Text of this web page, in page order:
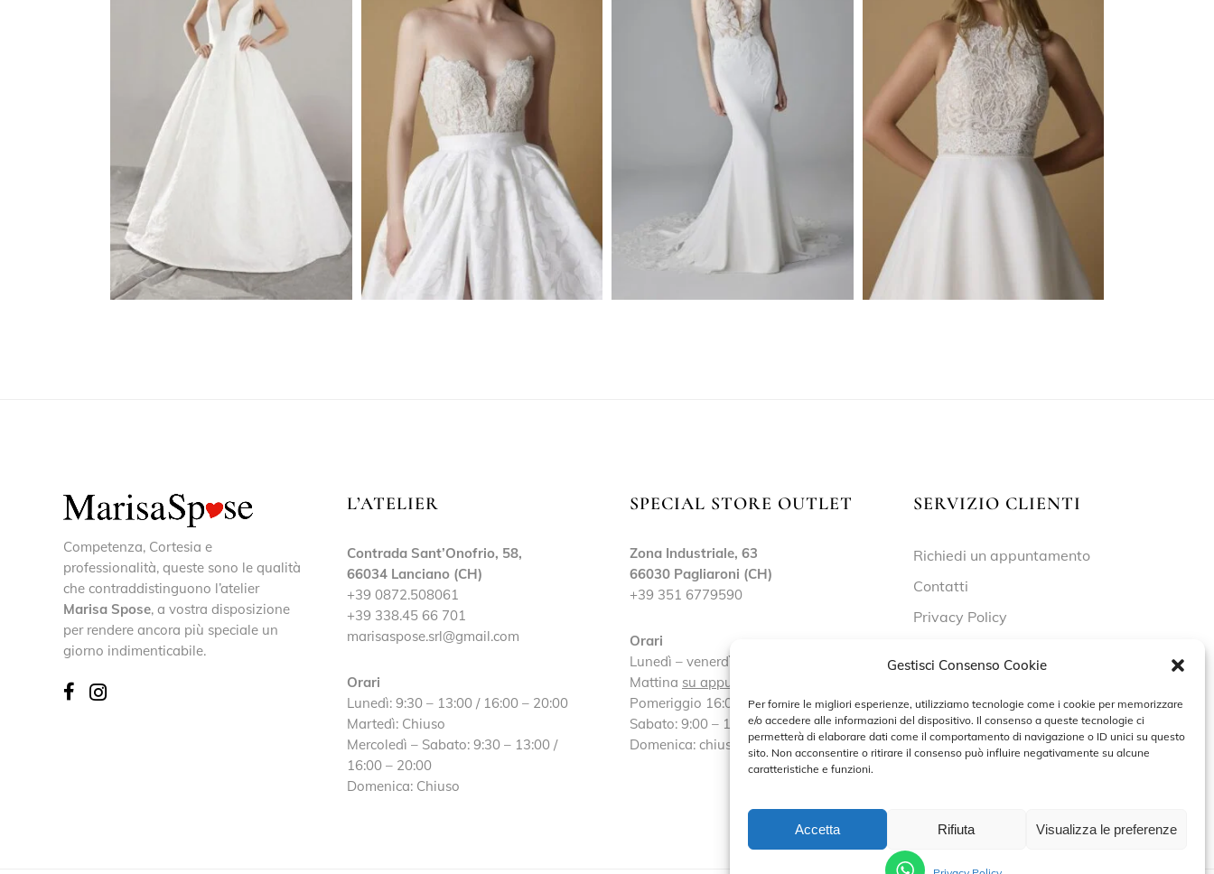
Gestisci Consenso Cookie
Per fornire le migliori esperienze, utilizziamo tecnologie come i cookie per memorizzare
e/o accedere alle informazioni del dispositivo. Il consenso a queste tecnologie ci
permetterà di elaborare dati come il comportamento di navigazione o ID unici su questo
sito. Non acconsentire o ritirare il consenso può influire negativamente su alcune
caratteristiche e funzioni.
Accetta Rifiuta Visualizza le preferenze
Competenza, Cortesia e
professionalità, queste sono le qualità
che contraddistinguono l’atelier
Marisa Spose, a vostra disposizione
per rendere ancora più speciale un
giorno indimenticabile.
L’ATELIER
Contrada Sant’Onofrio, 58,
66034 Lanciano (CH)
+39 0872.508061
+39 338.45 66 701
marisaspose.srl@gmail.com
Orari
Lunedì: 9:30 – 13:00 / 16:00 – 20:00
Martedì: Chiuso
Mercoledì – Sabato: 9:30 – 13:00 /
16:00 – 20:00
Domenica: Chiuso
SPECIAL STORE OUTLET
Zona Industriale, 63
66030 Pagliaroni (CH)
+39 351 6779590
Orari
Lunedì – venerdì:
Mattina su appuntamento
Pomeriggio 16:00 – 19:30
Sabato: 9:00 – 13:00 / 16:30 – 19:30
Domenica: chiuso
SERVIZIO CLIENTI
Richiedi un appuntamento
Contatti
Privacy Policy